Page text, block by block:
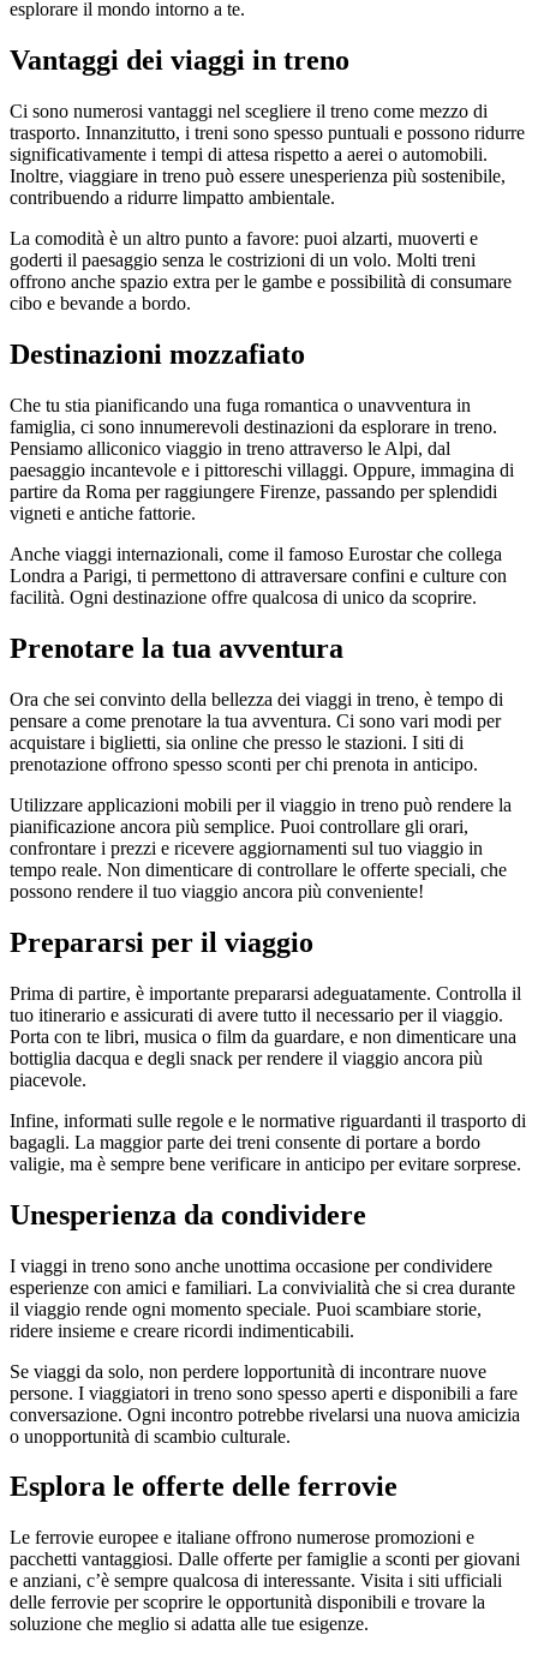
esplorare il mondo intorno a te.
Vantaggi dei viaggi in treno
Ci sono numerosi vantaggi nel scegliere il treno come mezzo di
trasporto. Innanzitutto, i treni sono spesso puntuali e possono ridurre
significativamente i tempi di attesa rispetto a aerei o automobili.
Inoltre, viaggiare in treno può essere unesperienza più sostenibile,
contribuendo a ridurre limpatto ambientale.
La comodità è un altro punto a favore: puoi alzarti, muoverti e
goderti il paesaggio senza le costrizioni di un volo. Molti treni
offrono anche spazio extra per le gambe e possibilità di consumare
cibo e bevande a bordo.
Destinazioni mozzafiato
Che tu stia pianificando una fuga romantica o unavventura in
famiglia, ci sono innumerevoli destinazioni da esplorare in treno.
Pensiamo alliconico viaggio in treno attraverso le Alpi, dal
paesaggio incantevole e i pittoreschi villaggi. Oppure, immagina di
partire da Roma per raggiungere Firenze, passando per splendidi
vigneti e antiche fattorie.
Anche viaggi internazionali, come il famoso Eurostar che collega
Londra a Parigi, ti permettono di attraversare confini e culture con
facilità. Ogni destinazione offre qualcosa di unico da scoprire.
Prenotare la tua avventura
Ora che sei convinto della bellezza dei viaggi in treno, è tempo di
pensare a come prenotare la tua avventura. Ci sono vari modi per
acquistare i biglietti, sia online che presso le stazioni. I siti di
prenotazione offrono spesso sconti per chi prenota in anticipo.
Utilizzare applicazioni mobili per il viaggio in treno può rendere la
pianificazione ancora più semplice. Puoi controllare gli orari,
confrontare i prezzi e ricevere aggiornamenti sul tuo viaggio in
tempo reale. Non dimenticare di controllare le offerte speciali, che
possono rendere il tuo viaggio ancora più conveniente!
Prepararsi per il viaggio
Prima di partire, è importante prepararsi adeguatamente. Controlla il
tuo itinerario e assicurati di avere tutto il necessario per il viaggio.
Porta con te libri, musica o film da guardare, e non dimenticare una
bottiglia dacqua e degli snack per rendere il viaggio ancora più
piacevole.
Infine, informati sulle regole e le normative riguardanti il trasporto di
bagagli. La maggior parte dei treni consente di portare a bordo
valigie, ma è sempre bene verificare in anticipo per evitare sorprese.
Unesperienza da condividere
I viaggi in treno sono anche unottima occasione per condividere
esperienze con amici e familiari. La convivialità che si crea durante
il viaggio rende ogni momento speciale. Puoi scambiare storie,
ridere insieme e creare ricordi indimenticabili.
Se viaggi da solo, non perdere lopportunità di incontrare nuove
persone. I viaggiatori in treno sono spesso aperti e disponibili a fare
conversazione. Ogni incontro potrebbe rivelarsi una nuova amicizia
o unopportunità di scambio culturale.
Esplora le offerte delle ferrovie
Le ferrovie europee e italiane offrono numerose promozioni e
pacchetti vantaggiosi. Dalle offerte per famiglie a sconti per giovani
e anziani, c’è sempre qualcosa di interessante. Visita i siti ufficiali
delle ferrovie per scoprire le opportunità disponibili e trovare la
soluzione che meglio si adatta alle tue esigenze.